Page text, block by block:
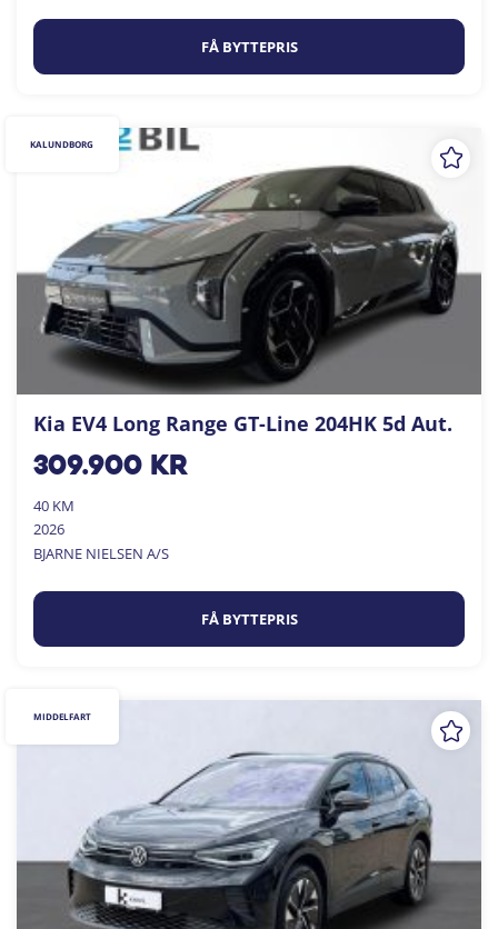
FÅ BYTTEPRIS
Kia EV4 Long Range GT-Line 204HK 5d Aut.
309.900kr
40 KM
2026
BJARNE NIELSEN A/S
FÅ BYTTEPRIS
KALUNDBORG
MIDDELFART